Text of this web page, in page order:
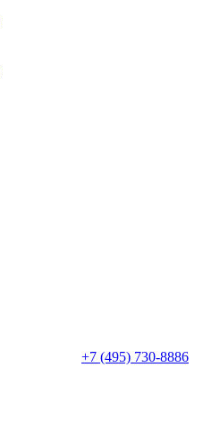
+7 (495) 730-8886